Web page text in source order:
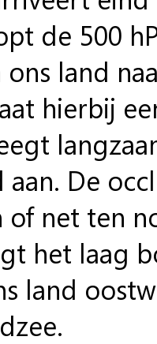
de 500
land
hierbij
aan. De
of net ten
het laag
land